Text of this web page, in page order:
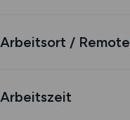
Arbeitsort / Remote
Arbeitszeit